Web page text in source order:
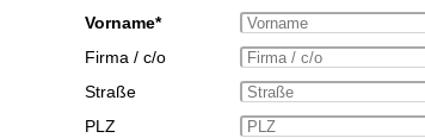
Vorname*
Firma / c/o
Straße
PLZ